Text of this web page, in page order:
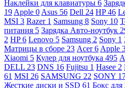
Наклейки для клавиатуры 6
19 Apple 0 Asus 56 Dell 24 HP46
MSI 3 Razer 1 Samsung 8 Sony 10
питания 5 Зарядка Авто-ноутбук
2 HP6 Lenovo 5 Samsung 2 Sony 1
Матрицы в сборе 23 Acer6 Apple
Xiaomi 5 Кулер для ноутбука 495
DELL 23 DNS 16 Fujitsu 1 Hasee 2
61 MSI 26 SAMSUNG 22 SONY
Жесткие диски и SSD 61 Бокс для